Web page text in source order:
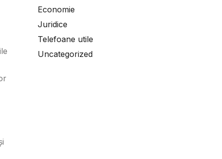
Economie
Juridice
Telefoane utile
Uncategorized